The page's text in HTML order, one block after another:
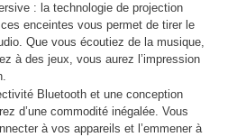
: la technologie de projection
enceintes vous permet de tirer le
Que vous écoutiez de la musique,
à des jeux, vous aurez l’impression
Bluetooth et une conception
d’une commodité inégalée. Vous
à vos appareils et l’emmener à